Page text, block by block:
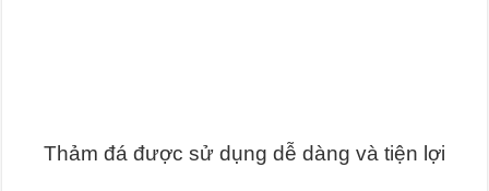
Thảm đá được sử dụng dễ dàng và tiện lợi